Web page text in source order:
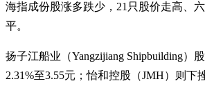
海指成份股涨多跌少，21只股价走高、
平。
扬子江船业（Yangzijiang Shipbuilding）
2.31%至3.55元；怡和控股（JMH）则下